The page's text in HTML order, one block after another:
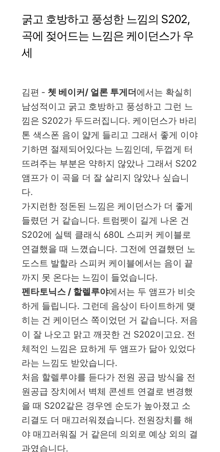
굵고 호방하고 풍성한 느낌의 S202,
곡에 젖어드는 느낌은 케이던스가 우
세
김편 - 쳇 베이커/ 얼론 투게더 에서는 확실히
남성적이고 굵고 호방하고 풍성하고 그런 느
낌은 S202가 두드러집니다. 케이던스가 바리
톤 색스폰 음이 얇게 들리고 그래서 좋게 이야
기하면 절제되어있다는 느낌인데, 두껍게 터
뜨려주는 부분은 약하지 않았나 그래서 S202
앰프가 이 곡을 더 잘 살리지 않았나 싶습니
다.
가지런한 정돈된 느낌은 케이던스가 더 좋게
들렸던 거 같습니다. 트럼펫이 길게 나온 건
S202에 실텍 클래식 680L 스피커 케이블로
연결했을 때 느꼈습니다. 그전에 연결했던 노
도스트 발할라 스피커 케이블에서는 음이 끝
까지 못 온다는 느낌이 들었습니다.
펜타토닉스 / 할렐루야에서는 두 앰프가 비슷
하게 들립니다. 그런데 음상이 타이트하게 맺
히는 건 케이던스 쪽이었던 거 같습니다. 저음
이 잘 나오고 맑고 깨끗한 건 S202이고요. 전
체적인 느낌은 묘하게 두 앰프가 닮아 있었다
라는 느낌도 받았습니다.
처음 할렐루야를 듣다가 전원 공급 방식을 전
원공급 장치에서 벽체 콘센트 연결로 변경했
을 때 S202같은 경우엔 순도가 높아졌고 소
리결도 더 매끄러워졌습니다. 전원장치를 해
야 매끄러워질 거 같은데 의외로 예상 외의 결
과였습니다.